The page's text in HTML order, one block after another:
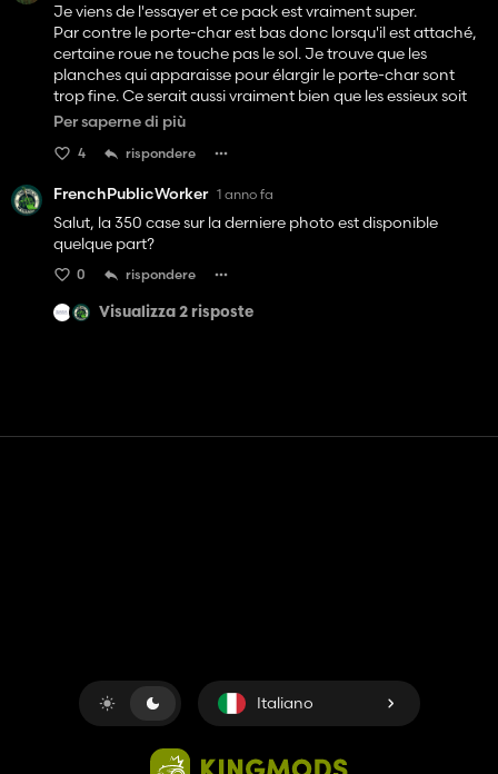
Je viens de l'essayer et ce pack est vraiment super.
Par contre le porte-char est bas donc lorsqu'il est attaché,
certaine roue ne touche pas le sol. Je trouve que les
planches qui apparaisse pour élargir le porte-char sont
trop fine. Ce serait aussi vraiment bien que les essieux soit
directeurs vu la longueur des porte-char.
Per saperne di più
4 rispondere
FrenchPublicWorker 1 anno fa
Salut, la 350 case sur la derniere photo est disponible
quelque part?
0 rispondere
Visualizza 2 risposte
Italiano